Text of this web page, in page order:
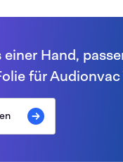
einer Hand,
für Audionvac